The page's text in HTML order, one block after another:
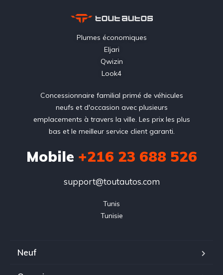
Plumes économiques
Eljari
Qwizin
Look4
Concessionnaire familial primé de véhicules
neufs et d'occasion avec plusieurs
emplacements à travers la ville. Les prix les plus
bas et le meilleur service client garanti.
Mobile +216 23 688 526
support@toutautos.com
Tunis
Tunisie
Neuf